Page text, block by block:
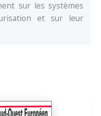
sur les systèmes
et sur leur